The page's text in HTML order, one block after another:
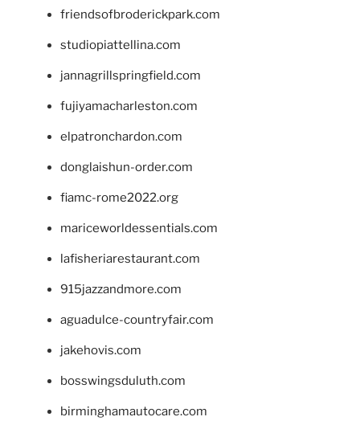
friendsofbroderickpark.com
studiopiattellina.com
jannagrillspringfield.com
fujiyamacharleston.com
elpatronchardon.com
donglaishun-order.com
fiamc-rome2022.org
mariceworldessentials.com
lafisheriarestaurant.com
915jazzandmore.com
aguadulce-countryfair.com
jakehovis.com
bosswingsduluth.com
birminghamautocare.com